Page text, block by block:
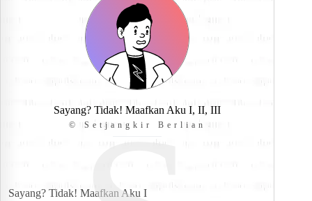
Sayang? Tidak! Maafkan Aku I, II, III
© Setjangkir Berlian
Sayang? Tidak! Maafkan Aku I